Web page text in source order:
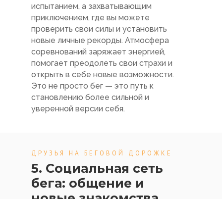
испытанием, а захватывающим
приключением, где вы можете
проверить свои силы и установить
новые личные рекорды. Атмосфера
соревнований заряжает энергией,
помогает преодолеть свои страхи и
открыть в себе новые возможности.
Это не просто бег — это путь к
становлению более сильной и
уверенной версии себя.
ДРУЗЬЯ НА БЕГОВОЙ ДОРОЖКЕ
5. Социальная сеть
бега: общение и